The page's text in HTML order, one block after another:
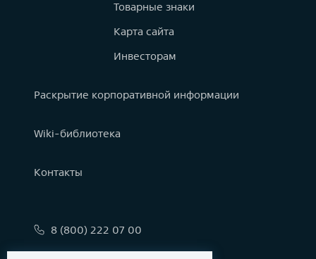
Товарные знаки
Карта сайта
Инвесторам
Раскрытие корпоративной информации
Wiki-библиотека
Контакты
8 (800) 222 07 00